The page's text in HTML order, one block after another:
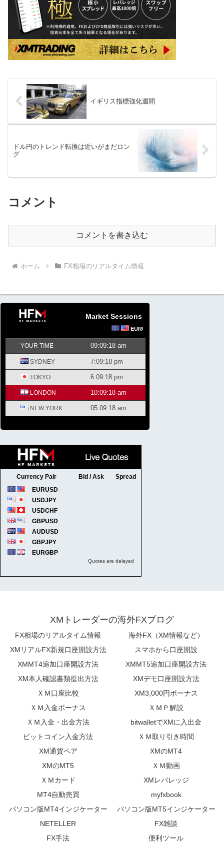
イギリス指標強化週間
ドル円のトレンド転換は近いがまだロン
グ
コメント
コメントを書き込む
ホーム FX相場のリアルタイム情報
Market Sessions
XMトレーダーの海外FXブログ
FX相場のリアルタイム情報
海外FX（XM情報など）
XMリアルFX新規口座開設方法
スマホから口座開設
XMMT4追加口座開設方法
XMMT5追加口座開設方法
XM本人確認書類提出方法
XMデモ口座開設方法
ＸＭ口座比較
XM3,000円ボーナス
ＸＭ入金ボーナス
ＸＭＰ解説
ＸＭ入金・出金方法
bitwalletでXMに入出金
ビットコイン入金方法
ＸＭ取り引き時間
XM通貨ペア
XMのMT4
XMのMT5
ＸＭ動画
ＸＭカード
XMレバレッジ
MT4自動売買
myfxbook
パソコン版MT4インジケーター
パソコン版MT5インジケーター
NETELLER
FX雑談
FX手法
便利ツール